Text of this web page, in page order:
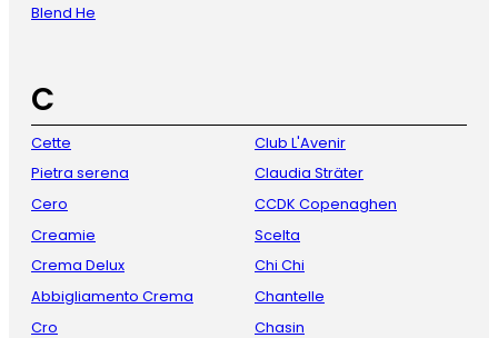
Blend He
C
Cette
Pietra serena
Cero
Creamie
Crema Delux
Abbigliamento Crema
Cro
Club L'Avenir
Claudia Sträter
CCDK Copenaghen
Scelta
Chi Chi
Chantelle
Chasin